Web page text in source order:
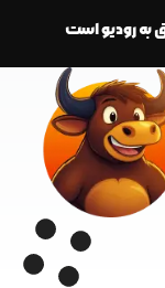
به رودیو است